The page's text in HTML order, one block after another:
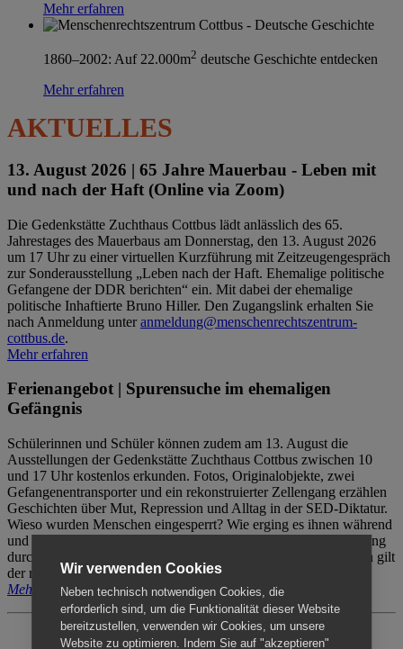
Mehr erfahren
1860–2002: Auf 22.000m2 deutsche Geschichte entdecken
Mehr erfahren
AKTUELLES
13. August 2026 | 65 Jahre Mauerbau - Leben mit
und nach der Haft (Online via Zoom)
Die Gedenkstätte Zuchthaus Cottbus lädt anlässlich des 65.
Jahrestages des Mauerbaus am Donnerstag, den 13. August 2026
um 17 Uhr zu einer virtuellen Kurzführung mit Zeitzeugengespräch
zur Sonderausstellung „Leben nach der Haft. Ehemalige politische
Gefangene der DDR berichten“ ein. Mit dabei der ehemalige
politische Inhaftierte Bruno Hiller. Den Zugangslink erhalten Sie
nach Anmeldung unteranmeldung@menschenrechtszentrum-
cottbus.de.
Mehr erfahren
Ferienangebot | Spurensuche im ehemaligen
Gefängnis
Schülerinnen und Schüler können zudem am 13. August die
Ausstellungen der Gedenkstätte Zuchthaus Cottbus zwischen 10
und 17 Uhr kostenlos erkunden. Fotos, Originalobjekte, zwei
Gefangenentransporter und ein rekonstruierter Zellengang erzählen
Geschichten über Mut, Repression und Alltag in der SED-Diktatur.
Wieso wurden Menschen eingesperrt? Wie erging es ihnen während
und nach der Haft? Der Besuch erfolgt individuell ohne Betreuung
durch das Menschenrechtszentrum Cottbus. Für Begleitpersonen gilt
der reguläre Eintritt (8€ / ermäßigt 5€).
Mehr erfahren
Wir verwenden Cookies
Neben technisch notwendigen Cookies, die
erforderlich sind, um die Funktionalität dieser Website
bereitzustellen, verwenden wir Cookies, um unsere
Website zu optimieren. Indem Sie auf "akzeptieren"